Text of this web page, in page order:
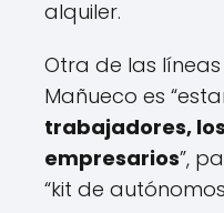
alquiler.
Otra de las
Mañueco es
trabajadores,
empresarios”,
“kit de